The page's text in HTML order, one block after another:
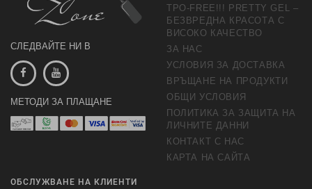
СЛЕДВАЙТЕ НИ В
МЕТОДИ ЗА ПЛАЩАНЕ
TPO-FREE!!! PRETTY GEL –
БЕЗВРЕДНА КРАСОТА С
ВИСОКО КАЧЕСТВО
ЗА НАС
УСЛОВИЯ ЗА ДОСТАВКА
ВРЪЩАНЕ НА ПРОДУКТИ
ОБЩИ УСЛОВИЯ
ПОЛИТИКА ЗА ЗАЩИТА НА
ЛИЧНИТЕ ДАННИ
КОНТАКТ С НАС
КАРТА НА САЙТА
ОБСЛУЖВАНЕ НА КЛИЕНТИ